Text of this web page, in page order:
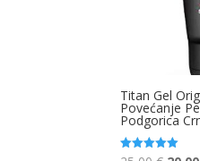
Titan Gel
Povećanje
Podgorica
Ocjenjeno